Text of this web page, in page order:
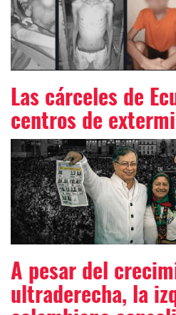
Las cárceles de
centros de
A pesar del
ultraderecha, la